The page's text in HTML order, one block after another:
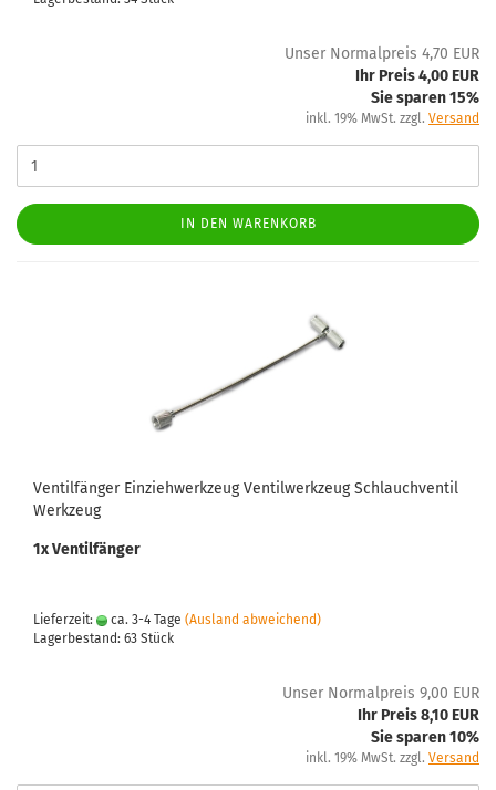
Unser Normalpreis 4,70 EUR
Ihr Preis 4,00 EUR
Sie sparen 15%
inkl. 19% MwSt. zzgl. Versand
IN DEN WARENKORB
Ventilfänger Einziehwerkzeug Ventilwerkzeug Schlauchventil
Werkzeug
1x Ventilfänger
Lieferzeit: ca. 3-4 Tage (Ausland abweichend)
Lagerbestand: 63 Stück
Unser Normalpreis 9,00 EUR
Ihr Preis 8,10 EUR
Sie sparen 10%
inkl. 19% MwSt. zzgl. Versand